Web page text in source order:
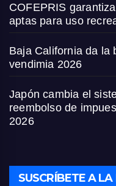
COFEPRIS
aptas para uso
Baja California da la
vendimia 2026
Japón cambia el
reembolso de
2026
SUSCRÍBETE A